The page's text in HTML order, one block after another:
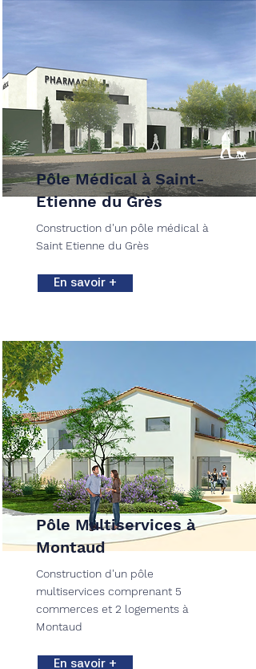
Pôle Médical à Saint-
Etienne du Grès
Construction d'un pôle médical à
Saint Etienne du Grès
En savoir +
Pôle Multiservices à
Montaud
Construction d'un pôle
multiservices comprenant 5
commerces et 2 logements à
Montaud
En savoir +